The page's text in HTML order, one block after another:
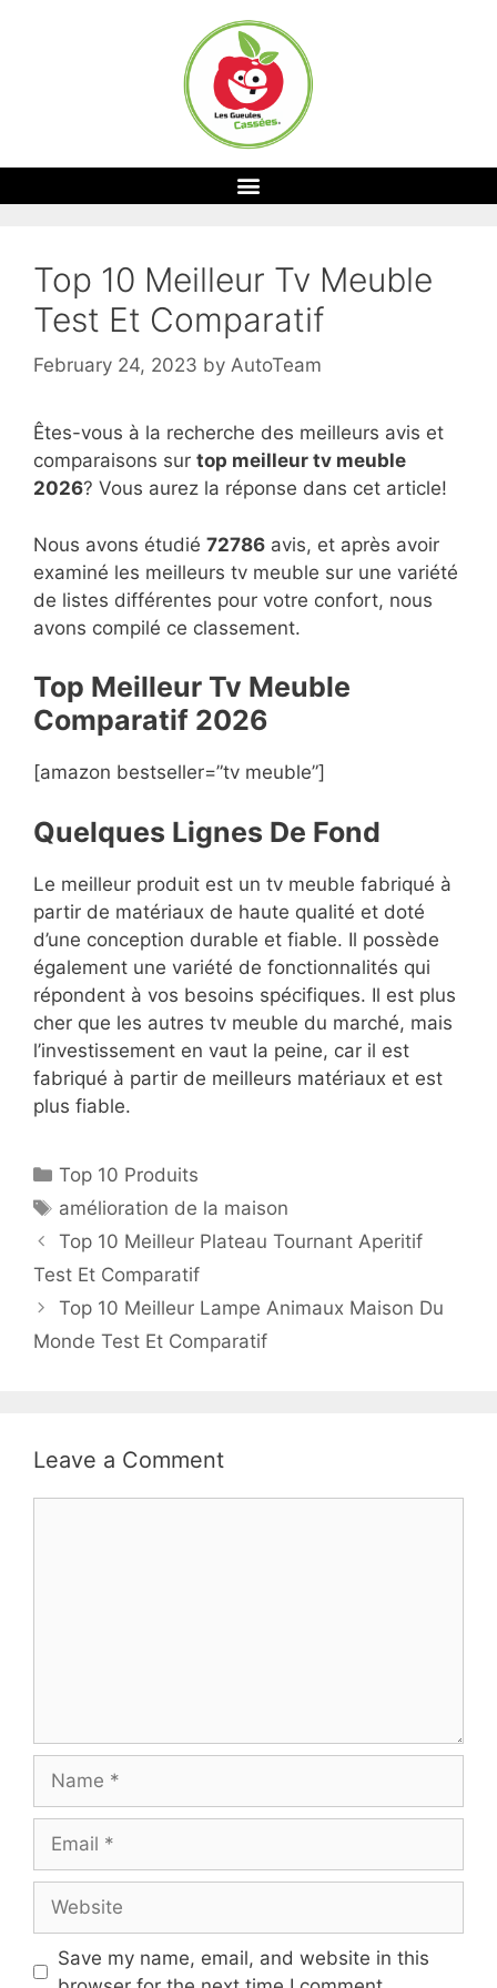
Top 10 Meilleur Tv Meuble
Test Et Comparatif
February 24, 2023 by AutoTeam
Êtes-vous à la recherche des meilleurs avis et
comparaisons sur top meilleur tv meuble
2026? Vous aurez la réponse dans cet article!
Nous avons étudié 72786 avis, et après avoir
examiné les meilleurs tv meuble sur une variété
de listes différentes pour votre confort, nous
avons compilé ce classement.
Top Meilleur Tv Meuble
Comparatif 2026
[amazon bestseller=”tv meuble”]
Quelques Lignes De Fond
Le meilleur produit est un tv meuble fabriqué à
partir de matériaux de haute qualité et doté
d’une conception durable et fiable. Il possède
également une variété de fonctionnalités qui
répondent à vos besoins spécifiques. Il est plus
cher que les autres tv meuble du marché, mais
l’investissement en vaut la peine, car il est
fabriqué à partir de meilleurs matériaux et est
plus fiable.
Top 10 Produits
amélioration de la maison
Top 10 Meilleur Plateau Tournant Aperitif
Test Et Comparatif
Top 10 Meilleur Lampe Animaux Maison Du
Monde Test Et Comparatif
Leave a Comment
Save my name, email, and website in this